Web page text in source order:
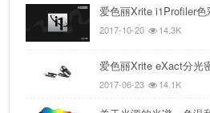
爱色丽Xrite i1Profiler
2017-10-20 14.3K
爱色丽Xrite eXact分光
2017-06-23 14.1K